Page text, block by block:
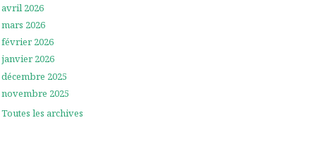
avril 2026
mars 2026
février 2026
janvier 2026
décembre 2025
novembre 2025
Toutes les archives